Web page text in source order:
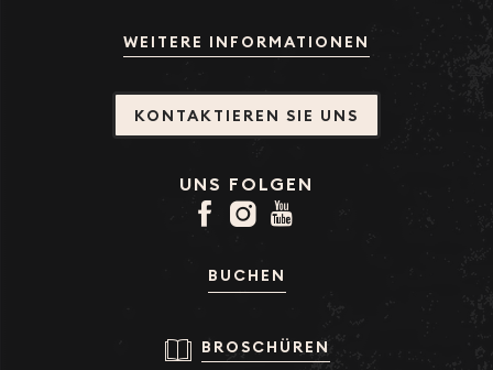
WEITERE INFORMATIONEN
KONTAKTIEREN SIE UNS
UNS FOLGEN
BUCHEN
BROSCHÜREN